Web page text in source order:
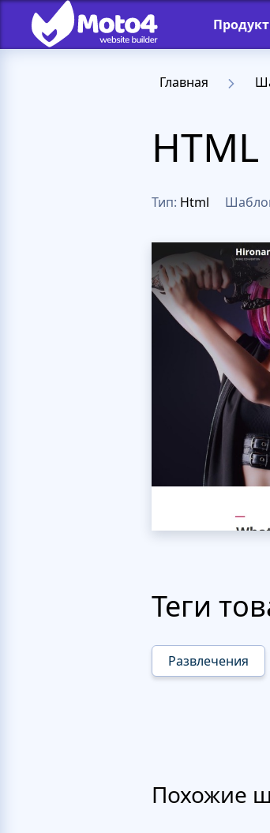
Главная
Тип: Html
Теги
Развлечения
Похожие